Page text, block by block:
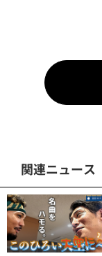
関連ニュース